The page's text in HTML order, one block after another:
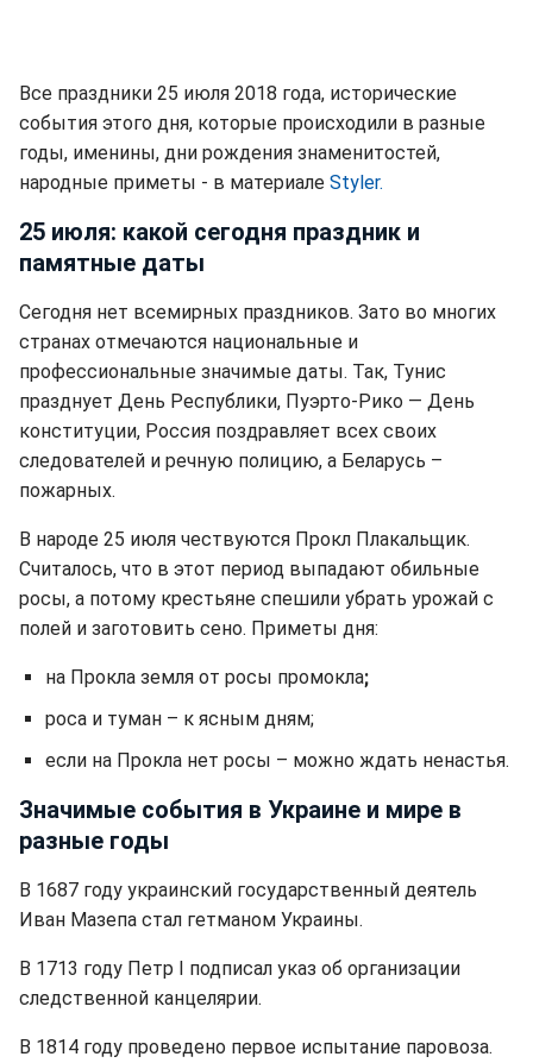
Все праздники 25 июля 2018 года, исторические
события этого дня, которые происходили в разные
годы, именины, дни рождения знаменитостей,
народные приметы - в материале Styler.
25 июля: какой сегодня праздник и
памятные даты
Сегодня нет всемирных праздников. Зато во многих
странах отмечаются национальные и
профессиональные значимые даты. Так, Тунис
празднует День Республики, Пуэрто-Рико — День
конституции, Россия поздравляет всех своих
следователей и речную полицию, а Беларусь –
пожарных.
В народе 25 июля чествуются Прокл Плакальщик.
Считалось, что в этот период выпадают обильные
росы, а потому крестьяне спешили убрать урожай с
полей и заготовить сено. Приметы дня:
на Прокла земля от росы промокла;
роса и туман – к ясным дням;
если на Прокла нет росы – можно ждать ненастья.
Значимые события в Украине и мире в
разные годы
В 1687 году украинский государственный деятель
Иван Мазепа стал гетманом Украины.
В 1713 году Петр I подписал указ об организации
следственной канцелярии.
В 1814 году проведено первое испытание паровоза.